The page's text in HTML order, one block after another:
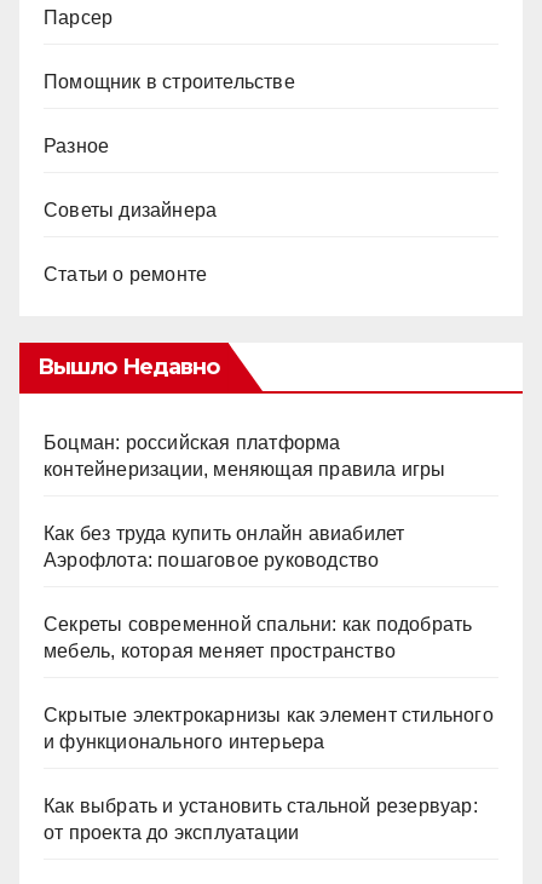
Парсер
Помощник в строительстве
Разное
Советы дизайнера
Статьи о ремонте
Вышло Недавно
Боцман: российская платформа
контейнеризации, меняющая правила игры
Как без труда купить онлайн авиабилет
Аэрофлота: пошаговое руководство
Секреты современной спальни: как подобрать
мебель, которая меняет пространство
Скрытые электрокарнизы как элемент стильного
и функционального интерьера
Как выбрать и установить стальной резервуар:
от проекта до эксплуатации